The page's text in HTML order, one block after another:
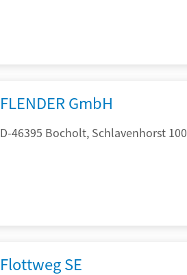
FLENDER GmbH
D-46395 Bocholt, Schlavenhorst 100
Flottweg SE